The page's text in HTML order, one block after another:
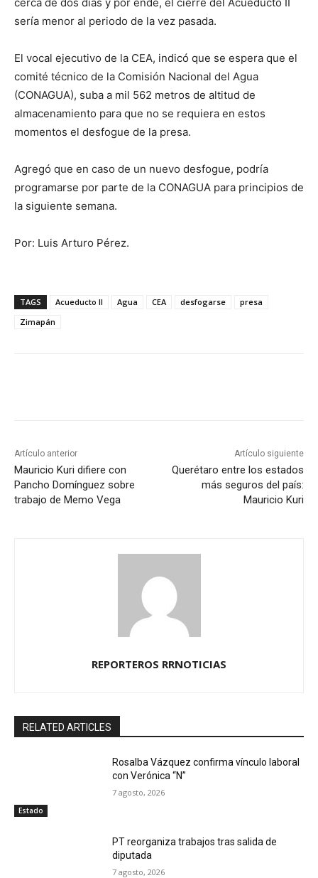
sería menor al periodo de la vez pasada.
El vocal ejecutivo de la CEA, indicó que se espera que el
comité técnico de la Comisión Nacional del Agua
(CONAGUA), suba a mil 562 metros de altitud de
almacenamiento para que no se requiera en estos
momentos el desfogue de la presa.
Agregó que en caso de un nuevo desfogue, podría
programarse por parte de la CONAGUA para principios de
la siguiente semana.
Por: Luis Arturo Pérez.
TAGS Acueducto II Agua CEA desfogarse
presa
Zimapán
Artículo anterior
Mauricio Kuri difiere con
Pancho Domínguez sobre
trabajo de Memo Vega
Artículo siguiente
Querétaro entre los estados
más seguros del país:
Mauricio Kuri
REPORTEROS RRNOTICIAS
RELATED ARTICLES
Estado
Rosalba Vázquez confirma vínculo laboral
con Verónica “N”
7 agosto, 2026
PT reorganiza trabajos tras salida de
diputada
7 agosto, 2026